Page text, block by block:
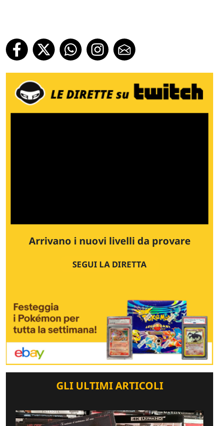
Arrivano i nuovi livelli da provare
SEGUI LA DIRETTA
GLI ULTIMI ARTICOLI